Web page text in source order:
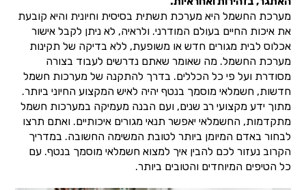
מערכת החשמל היא מערכת תשתית בסיסית וחיונית והיא קובעת
את איכות החיים בעולם המודרני. ולראיה, לא ניתן לקבל אישור
אכלוס לבית מגורים חדש או משופעת, ללא בדיקה של תקינות
מערכת החשמל. מה שאומר שאתם נדרשים לעבוד בצורה
מסודרת ועל פי כל הכללים. בדרך להתקנה של מערכות חשמל
חדשות, חשמלאי מוסמך בנטף יהיה לאיש המקצוע החיוני ביותר.
מתוך ידע מקצועי רב שנים, ועם הבנה מעמיקה במערכות חשמל
מתקדמות, החשמלאי יאפשר תנאי מגורים איכותיים. ואתם תרצו
לבחור באדם המיומן ביותר לטובת המשימה החשובה. במדריך
הקרוב נעזור לכם להבין איך למצוא חשמלאי מוסמך בנטף. עם
כל הטיפים המיוחדים והטובים ביותר.